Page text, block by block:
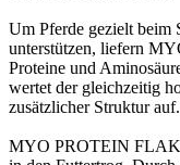
Um Pferde gezielt beim
unterstützen, liefern
Proteine und
wertet der gleichzeitig
zusätzlicher Struktur auf.
MYO PROTEIN